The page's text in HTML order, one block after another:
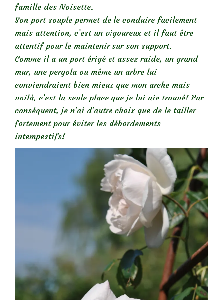
famille des Noisette.
Son port souple permet de le conduire facilement
mais attention, c’est un vigoureux et il faut être
attentif pour le maintenir sur son support.
Comme il a un port érigé et assez raide, un grand
mur, une pergola ou même un arbre lui
conviendraient bien mieux que mon arche mais
voilà, c’est la seule place que je lui aie trouvé! Par
conséquent, je n’ai d’autre choix que de le tailler
fortement pour éviter les débordements
intempestifs!